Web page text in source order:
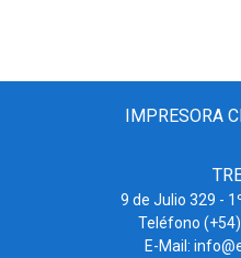
IMPRESORA
9 de Julio 329 -
Teléfono
E-Mail: